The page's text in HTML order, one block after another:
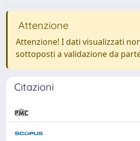
Attenzione
Attenzione! I dati visualizzati
sottoposti a validazione da
Citazioni